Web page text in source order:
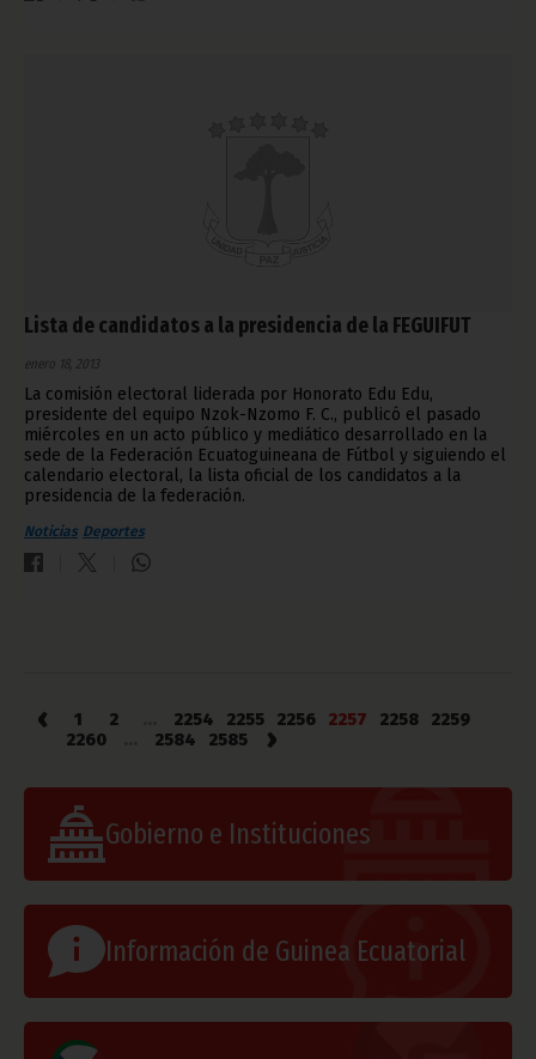
Lista de candidatos a la presidencia de la FEGUIFUT
enero 18, 2013
La comisión electoral liderada por Honorato Edu Edu,
presidente del equipo Nzok-Nzomo F. C., publicó el pasado
miércoles en un acto público y mediático desarrollado en la
sede de la Federación Ecuatoguineana de Fútbol y siguiendo el
calendario electoral, la lista oficial de los candidatos a la
presidencia de la federación.
Noticias Deportes
‹ 1 2 2254 2255 2256 2257 2258
2259
2260
2584 2585 ›
Gobierno e Instituciones
Información de Guinea Ecuatorial